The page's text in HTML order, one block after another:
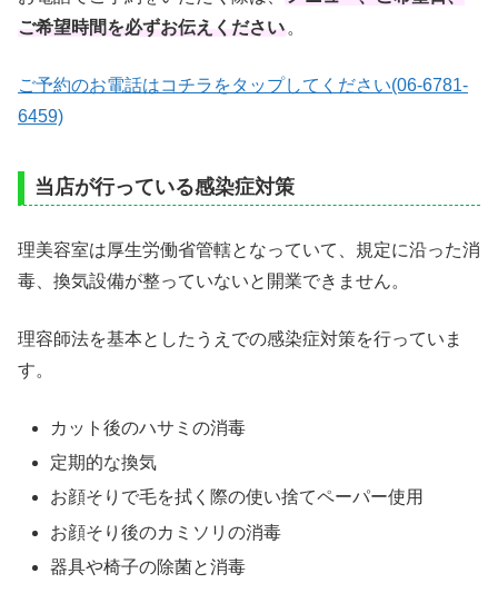
ご希望時間を必ずお伝えください 。
ご予約のお電話はコチラをタップしてください(06-6781-
6459)
当店が行っている感染症対策
理美容室は厚生労働省管轄となっていて、規定に沿った消
毒、換気設備が整っていないと開業できません。
理容師法を基本としたうえでの感染症対策を行っていま
す。
カット後のハサミの消毒
定期的な換気
お顔そりで毛を拭く際の使い捨てペーパー使用
お顔そり後のカミソリの消毒
器具や椅子の除菌と消毒